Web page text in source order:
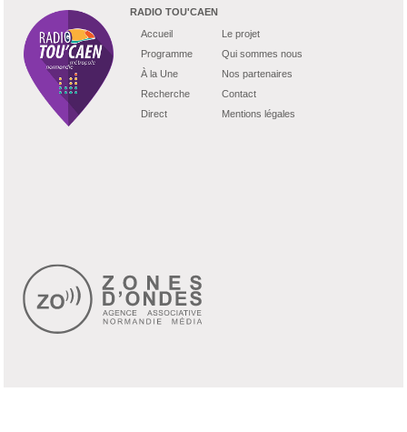
RADIO TOU'CAEN
Accueil
Programme
À la Une
Recherche
Direct
Le projet
Qui sommes nous
Nos partenaires
Contact
Mentions légales